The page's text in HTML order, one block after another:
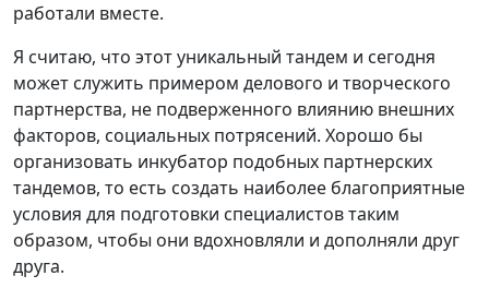
работали вместе.
Я считаю, что этот уникальный тандем и сегодня
может служить примером делового и творческого
партнерства, не подверженного влиянию внешних
факторов, социальных потрясений. Хорошо бы
организовать инкубатор подобных партнерских
тандемов, то есть создать наиболее благоприятные
условия для подготовки специалистов таким
образом, чтобы они вдохновляли и дополняли друг
друга.